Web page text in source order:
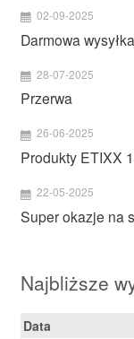
02-09-2025
Darmowa
28-07-2025
Przerwa
26-06-2025
Produkty ETIXX
22-05-2025
Super okazje na
Najbliższe
Data